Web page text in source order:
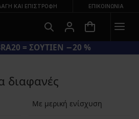
ΚΑΙ ΕΠΙΣΤΡΟΦΉ ΕΠΙΚΟΙΝΩΝΊΑ
= ΣΟΥΤΙΕΝ −20 %
διαφανές
Με μερική ενίσχυση